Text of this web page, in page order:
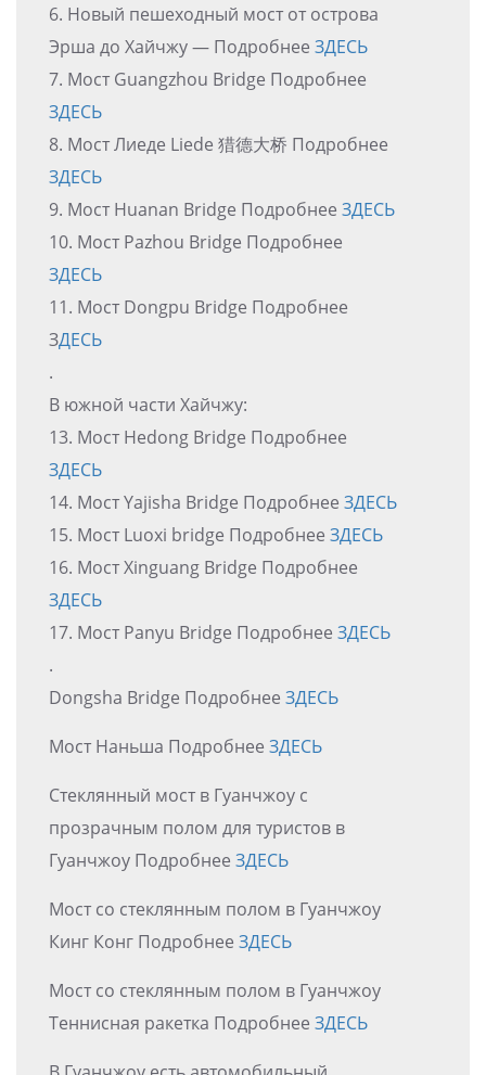
6. Новый пешеходный мост от острова
Эрша до Хайчжу — Подробнее ЗДЕСЬ
7. Мост Guangzhou Bridge Подробнее
ЗДЕСЬ
8. Мост Лиеде Liede 猎德大桥 Подробнее
ЗДЕСЬ
9. Мост Huanan Bridge Подробнее ЗДЕСЬ
10. Мост Pazhou Bridge Подробнее
ЗДЕСЬ
11. Мост Dongpu Bridge Подробнее
ЗДЕСЬ
.
В южной части Хайчжу:
13. Мост Hedong Bridge Подробнее
ЗДЕСЬ
14. Мост Yajisha Bridge Подробнее ЗДЕСЬ
15. Мост Luoxi bridge Подробнее ЗДЕСЬ
16. Мост Xinguang Bridge Подробнее
ЗДЕСЬ
17. Мост Panyu Bridge Подробнее ЗДЕСЬ
.
Dongsha Bridge Подробнее ЗДЕСЬ
Мост Наньша Подробнее ЗДЕСЬ
Стеклянный мост в Гуанчжоу с
прозрачным полом для туристов в
Гуанчжоу Подробнее ЗДЕСЬ
Мост со стеклянным полом в Гуанчжоу
Кинг Конг Подробнее ЗДЕСЬ
Мост со стеклянным полом в Гуанчжоу
Теннисная ракетка Подробнее ЗДЕСЬ